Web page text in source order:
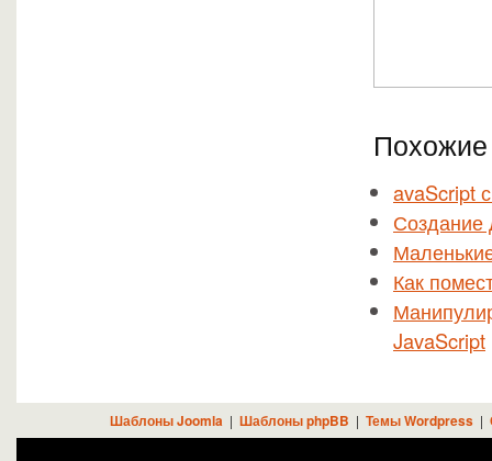
Похожие
avaScript
Как
JavaScript
Шаблоны Joomla | Шаблоны phpBB | Темы Wordpress|